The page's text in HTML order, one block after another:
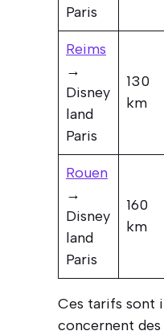
Paris
Reims
→
Disney
land
Paris
130
km
Rouen
→
Disney
land
Paris
160
km
Ces tarifs sont
concernent